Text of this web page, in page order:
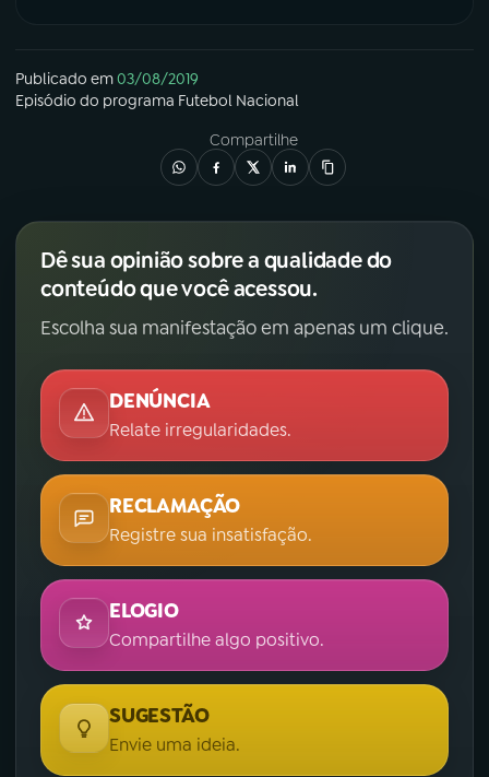
Publicado em03/08/2019
Episódio do programa Futebol Nacional
Compartilhe
Dê sua opinião sobre a qualidade do
conteúdo que você acessou.
Escolha sua manifestação em apenas um clique.
DENÚNCIA
Relate irregularidades.
RECLAMAÇÃO
Registre sua insatisfação.
ELOGIO
Compartilhe algo positivo.
SUGESTÃO
Envie uma ideia.